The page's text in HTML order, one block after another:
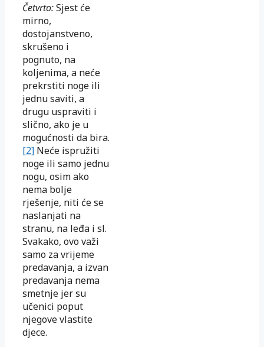
Četvrto:Sjest će
mirno,
dostojanstveno,
skrušeno i
pognuto, na
koljenima, a neće
prekrstiti noge ili
jednu saviti, a
drugu uspraviti i
slično, ako je u
mogućnosti da bira.
[2] Neće ispružiti
noge ili samo jednu
nogu, osim ako
nema bolje
rješenje, niti će se
naslanjati na
stranu, na leđa i sl.
Svakako, ovo važi
samo za vrijeme
predavanja, a izvan
predavanja nema
smetnje jer su
učenici poput
njegove vlastite
djece.